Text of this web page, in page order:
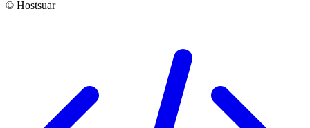
© Hostsuar